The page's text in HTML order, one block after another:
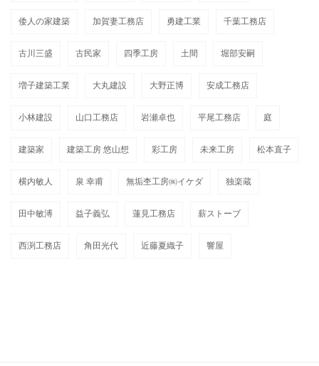
倭人の家建築 加賀妻工務店 勇建工業 千葉工務店
古川三盛 古民家 四季工房 土間 堀部安嗣
増子建築工業 大丸建設 大野正博 安成工務店
小林建設 山口工務店 岩瀬卓也 平尾工務店 庭
建築家 建築工房 悠山想 彩工房 未来工房 松本直子
横内敏人 泉 幸甫 無垢杢工房㈱イケダ 独楽蔵
田中敏溥 益子義弘 蓮見工務店 薪ストーブ
西渕工務店 角田光代 近藤夏織子 響屋